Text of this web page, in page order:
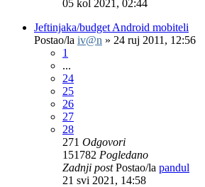
05 kol 2021, 02:44
Jeftinjaka/budget Android mobiteli
Postao/la iv@n » 24 ruj 2011, 12:56
1
...
24
25
26
27
28
271 Odgovori
151782 Pogledano
Zadnji postPostao/la pandul
21 svi 2021, 14:58